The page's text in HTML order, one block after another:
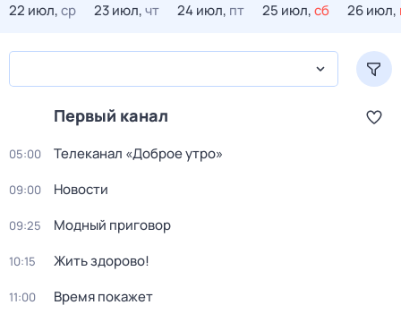
22 июл,ср 23 июл,чт 24 июл, пт 25 июл,сб 26 июл,
Первый канал
05:00 Телеканал «Доброе утро»
09:00 Новости
09:25 Модный приговор
10:15 Жить здорово!
11:00 Время покажет